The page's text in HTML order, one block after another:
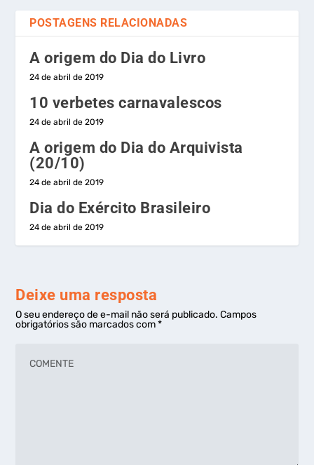
POSTAGENS RELACIONADAS
A origem do Dia do Livro
24 de abril de 2019
10 verbetes carnavalescos
24 de abril de 2019
A origem do Dia do Arquivista
(20/10)
24 de abril de 2019
Dia do Exército Brasileiro
24 de abril de 2019
Deixe uma resposta
O seu endereço de e-mail não será publicado. Campos
obrigatórios são marcados com*